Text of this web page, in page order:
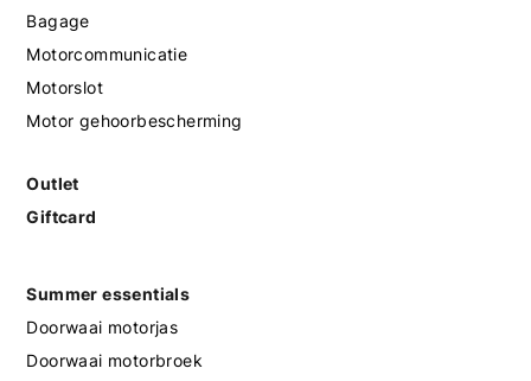
Bagage
Motorcommunicatie
Motorslot
Motor gehoorbescherming
Outlet
Giftcard
Summer essentials
Doorwaai motorjas
Doorwaai motorbroek